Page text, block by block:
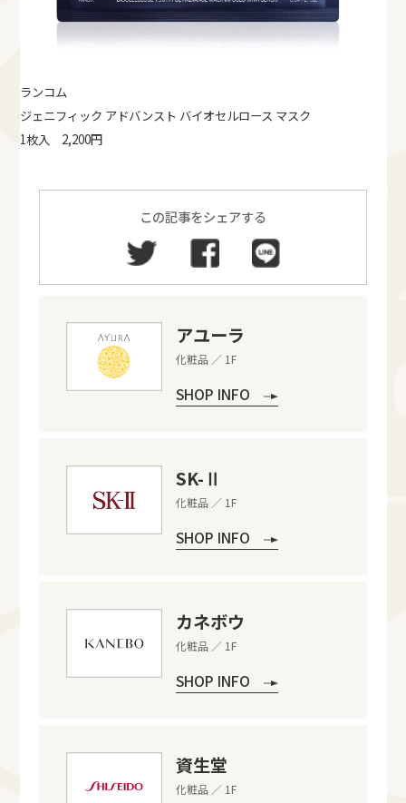
ランコム
ジェニフィック アドバンスト バイオセルロース マスク
1枚入 2,200円
この記事をシェアする
アユーラ
化粧品 ／ 1F
SHOP INFO
SK-Ⅱ
化粧品 ／ 1F
SHOP INFO
カネボウ
化粧品 ／ 1F
SHOP INFO
資生堂
化粧品 ／ 1F